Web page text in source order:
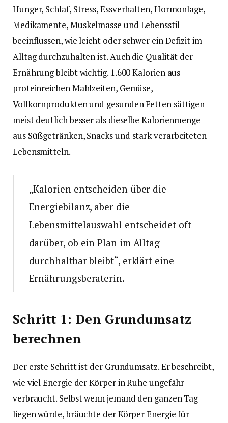
Hunger, Schlaf, Stress, Essverhalten, Hormonlage,
Medikamente, Muskelmasse und Lebensstil
beeinflussen, wie leicht oder schwer ein Defizit im
Alltag durchzuhalten ist. Auch die Qualität der
Ernährung bleibt wichtig. 1.600 Kalorien aus
proteinreichen Mahlzeiten, Gemüse,
Vollkornprodukten und gesunden Fetten sättigen
meist deutlich besser als dieselbe Kalorienmenge
aus Süßgetränken, Snacks und stark verarbeiteten
Lebensmitteln.
„Kalorien entscheiden über die
Energiebilanz, aber die
Lebensmittelauswahl entscheidet oft
darüber, ob ein Plan im Alltag
durchhaltbar bleibt“, erklärt eine
Ernährungsberaterin.
Schritt 1: Den Grundumsatz
berechnen
Der erste Schritt ist der Grundumsatz. Er beschreibt,
wie viel Energie der Körper in Ruhe ungefähr
verbraucht. Selbst wenn jemand den ganzen Tag
liegen würde, bräuchte der Körper Energie für